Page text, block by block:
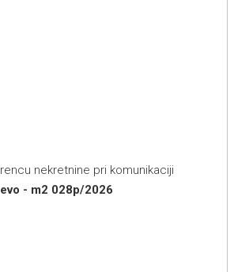
nekretnine pri komunikaciji
- m2 028p/2026